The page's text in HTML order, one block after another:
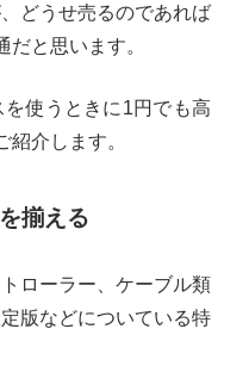
どうせ売るのであれば
と思います。
使うときに1円でも高
紹介します。
揃える
ローラー、ケーブル類
版などについている特